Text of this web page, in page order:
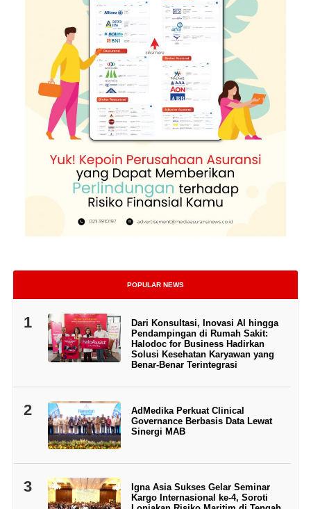
POPULAR NEWS
1
Dari Konsultasi, Inovasi AI hingga
Pendampingan di Rumah Sakit:
Halodoc for Business Hadirkan
Solusi Kesehatan Karyawan yang
Benar-Benar Terintegrasi
2
AdMedika Perkuat Clinical
Governance Berbasis Data Lewat
Sinergi MAB
3
Igna Asia Sukses Gelar Seminar
Kargo Internasional ke-4, Soroti